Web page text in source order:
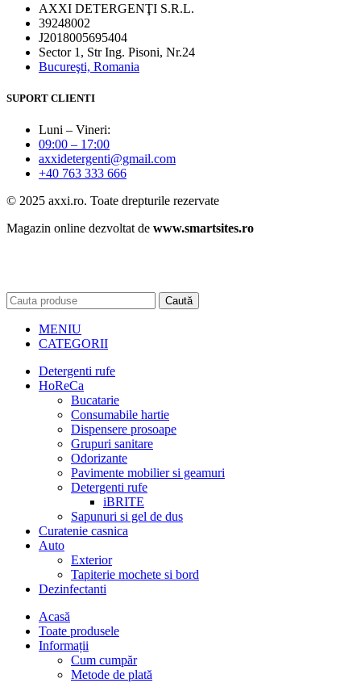
AXXI DETERGENŢI S.R.L.
39248002
J2018005695404
Sector 1, Str Ing. Pisoni, Nr.24
Bucureşti, Romania
SUPORT CLIENTI
Luni – Vineri:
09:00 – 17:00
axxidetergenti@gmail.com
+40 763 333 666
© 2025 axxi.ro. Toate drepturile rezervate
Magazin online dezvoltat de www.smartsites.ro
Caută
MENIU
CATEGORII
Detergenti rufe
HoReCa
Bucatarie
Consumabile hartie
Dispensere prosoape
Grupuri sanitare
Odorizante
Pavimente mobilier si geamuri
Detergenti rufe
iBRITE
Sapunuri si gel de dus
Curatenie casnica
Auto
Exterior
Tapiterie mochete si bord
Dezinfectanti
Acasă
Toate produsele
Informații
Cum cumpăr
Metode de plată